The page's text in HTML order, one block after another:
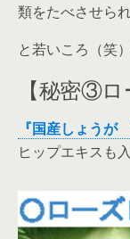
類をたべさせら
と若いころ（笑
【秘密③
『国産しょうが
ヒップエキスも